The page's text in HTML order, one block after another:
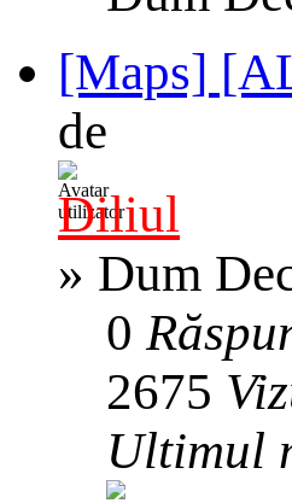
[Maps]
de
Diliul
» Dum
0
2675
Ultimul